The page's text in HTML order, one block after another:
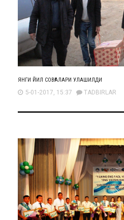
ЯНГИ ЙИЛ СОВҒАЛАРИ УЛАШИЛДИ
5-01-2017, 15:37 TADBIRLAR